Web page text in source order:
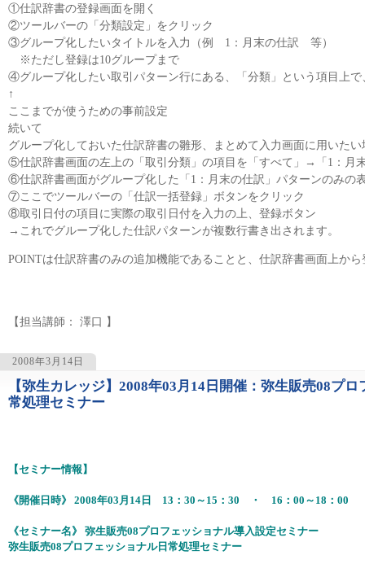
①仕訳辞書の登録画面を開く
②ツールバーの「分類設定」をクリック
③グループ化したいタイトルを入力（例 1：月末の仕訳 等）
※ただし登録は10グループまで
④グループ化したい取引パターン行にある、「分類」という項目上
↑
ここまでが使うための事前設定
続いて
グループ化しておいた仕訳辞書の雛形、まとめて入力画面に用いたい
⑤仕訳辞書画面の左上の「取引分類」の項目を「すべて」→「1：月
⑥仕訳辞書画面がグループ化した「1：月末の仕訳」パターンのみの
⑦ここでツールバーの「仕訳一括登録」ボタンをクリック
⑧取引日付の項目に実際の取引日付を入力の上、登録ボタン
→これでグループ化した仕訳パターンが複数行書き出されます。
POINTは仕訳辞書のみの追加機能であることと、仕訳辞書画面上か
【担当講師： 澤口 】
2008年3月14日
【弥生カレッジ】2008年03月14日開催：弥生販売08プ
常処理セミナー
【セミナー情報】
《開催日時》 2008年03月14日 13：30～15：30 ・ 16：00～18：00
《セミナー名》 弥生販売08プロフェッショナル導入設定セミナー
弥生販売08プロフェッショナル日常処理セミナー